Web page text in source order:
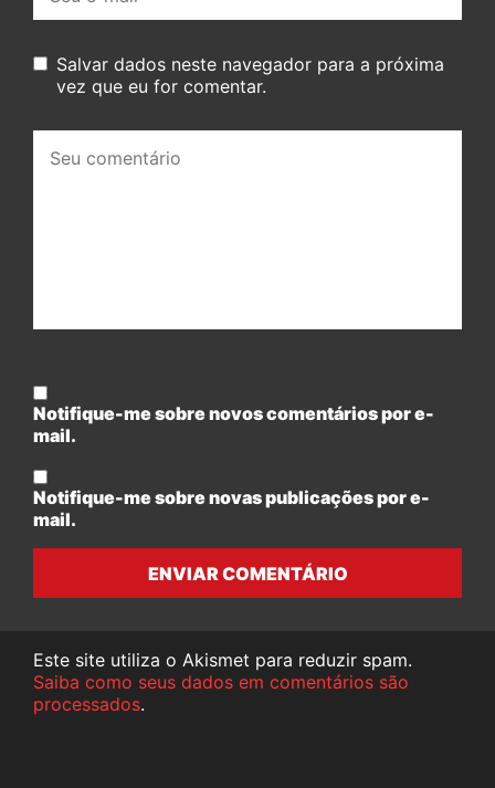
Salvar dados neste navegador para a próxima
vez que eu for comentar.
comentário:
Notifique-me sobre novos comentários por e-
mail.
Notifique-me sobre novas publicações por e-
mail.
ENVIAR COMENTÁRIO
Este site utiliza o Akismet para reduzir spam.
Saiba como seus dados em comentários são
processados.